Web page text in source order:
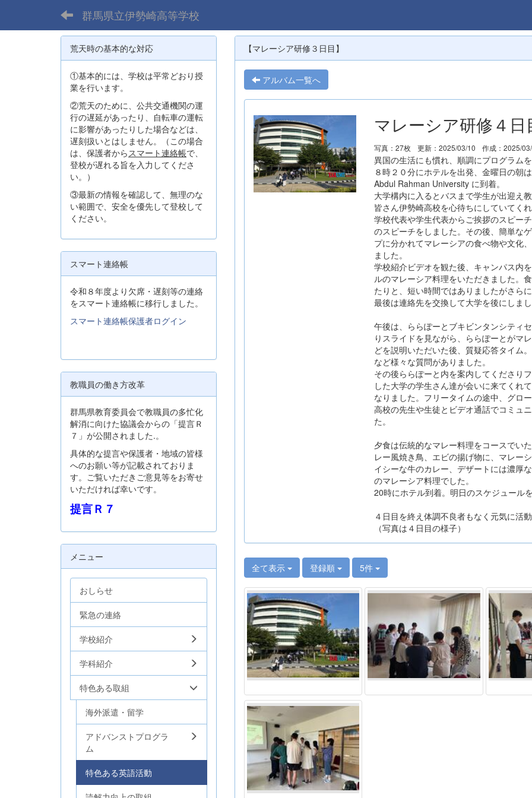
群馬県立伊勢崎高等学校
【マレーシア研修３日目】
アルバム一覧へ
マレーシア研修４日
写真：27枚 更新：2025/03/10 作成：2025/
異国の生活にも慣れ、順調にプログラム
８時２０分にホテルを出発、金曜日の朝
Abdul Rahman University に到着。
大学構内に入るとバスまで学生が出迎え
皆さん伊勢崎高校を心待ちにしていてく
学校代表や学生代表からご挨拶のスピー
のスピーチをしました。その後、簡単な
プに分かれてマレーシアの食べ物や文化
ました。
学校紹介ビデオを観た後、キャンパス内
ルのマレーシア料理をいただきました。
たりと、短い時間ではありましたがさら
最後は連絡先を交換して大学を後にしま
午後は、ららぽーとブキビンタンシティ
りスライドを見ながら、ららぽーとがマ
どを説明いただいた後、質疑応答タイム
など様々な質問がありました。
その後ららぽーと内を案内してくださり
した大学の学生さん達が会いに来てくれ
なりました。フリータイムの途中、グロ
高校の先生や生徒とビデオ通話でコミュ
た。
夕食は伝統的なマレー料理をコースでい
レー風焼き鳥、エビの揚げ物に、マレー
イシーな牛のカレー、デザートには濃厚
のマレーシア料理でした。
20時にホテル到着。明日のスケジュール
４日目を終え体調不良者もなく元気に活
（写真は４日目の様子）
全て表示 登録順 5件
荒天時の基本的な対応
①基本的には、学校は平常どおり授
業を行います。
②荒天のために、公共交通機関の運
行の遅延があったり、自転車の運転
に影響があったりした場合などは、
遅刻扱いとはしません。（この場合
は、保護者からスマート連絡帳で、
登校が遅れる旨を入力してくださ
い。）
③最新の情報を確認して、無理のな
い範囲で、安全を優先して登校して
ください。
スマート連絡帳
令和８年度より欠席・遅刻等の連絡
をスマート連絡帳に移行しました。
スマート連絡帳保護者ログイン
教職員の働き方改革
群馬県教育委員会で教職員の多忙化
解消に向けた協議会からの「提言Ｒ
７」が公開されました.。
具体的な提言や保護者・地域の皆様
へのお願い等が記載されておりま
す。ご覧いただきご意見等をお寄せ
いただければ幸いです。
提言Ｒ７
メニュー
おしらせ
緊急の連絡
学校紹介
学科紹介
特色ある取組
海外派遣・留学
アドバンストプログラ
ム
特色ある英語活動